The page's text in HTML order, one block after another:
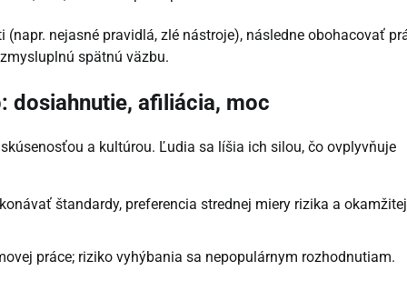
nejasné pravidlá, zlé nástroje), následne obohacovať
spätnú väzbu.
dosiahnutie, afiliácia, moc
a kultúrou. Ľudia sa líšia ich silou, čo ovplyvňuje
štandardy, preferencia strednej miery rizika a okamžitej
práce; riziko vyhýbania sa nepopulárnym rozhodnutiam.